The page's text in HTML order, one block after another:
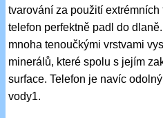
tvarování za použití
telefon perfektně padl do
mnoha tenoučkými vrstvami
minerálů, které spolu s jejím
surface. Telefon je navíc
vody1.